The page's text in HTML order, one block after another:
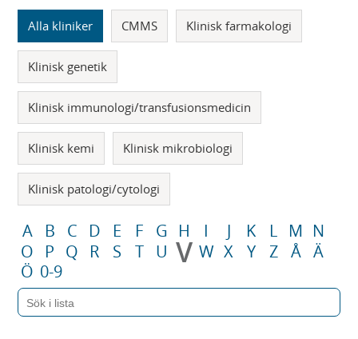
Alla kliniker CMMS Klinisk farmakologi
Klinisk genetik
Klinisk immunologi/transfusionsmedicin
Klinisk kemi Klinisk mikrobiologi
Klinisk patologi/cytologi
A B C D E F G H I J K L M N
O
P Q R S T U V W X Y Z Å Ä
Ö 0-9